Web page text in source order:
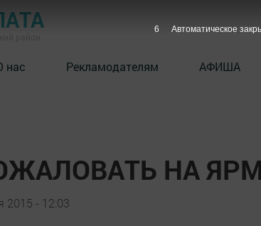
нас Рекламодателям АФИША
НА
2015 - 12:03
5 Автоматическое